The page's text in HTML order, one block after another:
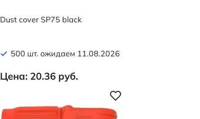
Dust cover SP75 black
500 шт. ожидаем 11.08.2026
Цена: 20.36 руб.